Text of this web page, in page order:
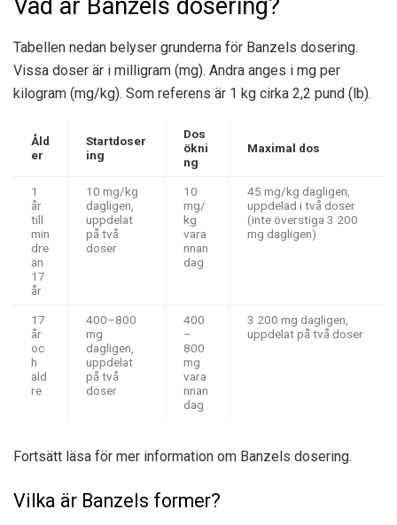
Vad är Banzels dosering?
Tabellen nedan belyser grunderna för Banzels dosering.
Vissa doser är i milligram (mg). Andra anges i mg per
kilogram (mg/kg). Som referens är 1 kg cirka 2,2 pund (lb).
Åld
er
Startdoser
ing
Dos
ökni
ng
Maximal dos
1
år
till
min
dre
än
17
år
10 mg/kg
dagligen,
uppdelat
på två
doser
10
mg/
kg
vara
nnan
dag
45 mg/kg dagligen,
uppdelad i två doser
(inte överstiga 3 200
mg dagligen)
17
år
oc
h
äld
re
400–800
mg
dagligen,
uppdelat
på två
doser
400
–
800
mg
vara
nnan
dag
3 200 mg dagligen,
uppdelat på två doser
Fortsätt läsa för mer information om Banzels dosering.
Vilka är Banzels former?